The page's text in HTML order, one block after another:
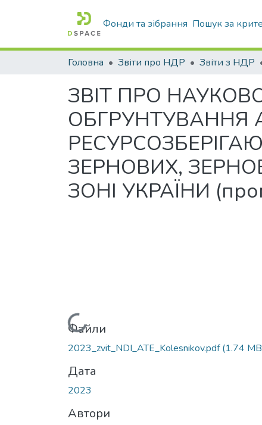
Фонди та зібрання Пошук за
Головна Звіти про НДР Звіти з НДР
ЗВІТ ПРО
ОБГРУНТУВАННЯ
ЗЕРНОВИХ,
ЗОНІ УКРАЇНИ
Вантажиться...
Файли
2023_zvit_NDI_ATE_Kolesnikov.pdf(1.74
Дата
2023
Автори